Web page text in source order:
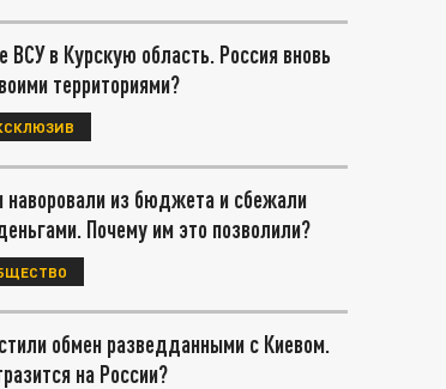
ВСУ в Курскую область. Россия вновь
территориями?
наворовали из бюджета и сбежали
Почему им это позволили?
обмен разведданными с Киевом.
на России?